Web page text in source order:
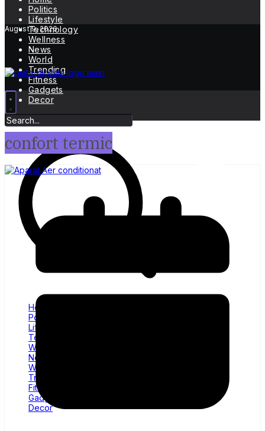
Politics
Lifestyle
Technology
Wellness
News
World
Trending
Fitness
Gadgets
Decor
August 9, 2026
Home
Politics
Lifestyle
Technology
Wellness
News
World
Trending
Fitness
Gadgets
Decor
confort termic